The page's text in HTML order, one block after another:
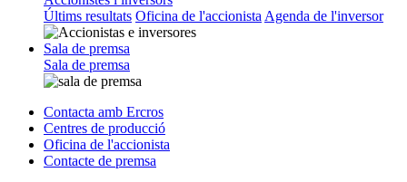
Últims resultats Oficina de l'accionista Agenda de l'inversor
Sala de premsa
Sala de premsa
Contacta amb Ercros
Centres de producció
Oficina de l'accionista
Contacte de premsa